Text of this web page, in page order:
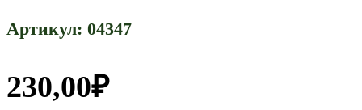
Артикул: 04347
230,00₽